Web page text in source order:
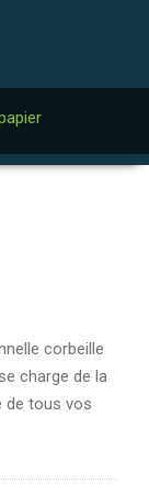
corbeille
charge de la
de tous vos